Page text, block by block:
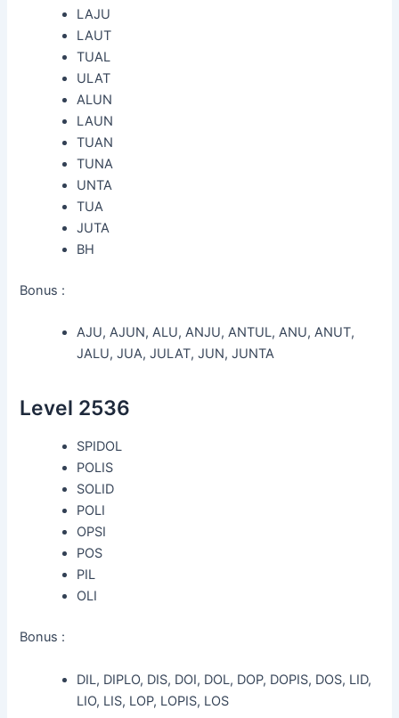
LAJU
LAUT
TUAL
ULAT
ALUN
LAUN
TUAN
TUNA
UNTA
TUA
JUTA
BH
Bonus :
AJU, AJUN, ALU, ANJU, ANTUL, ANU, ANUT,
JALU, JUA, JULAT, JUN, JUNTA
Level 2536
SPIDOL
POLIS
SOLID
POLI
OPSI
POS
PIL
OLI
Bonus :
DIL, DIPLO, DIS, DOI, DOL, DOP, DOPIS, DOS, LID,
LIO, LIS, LOP, LOPIS, LOS